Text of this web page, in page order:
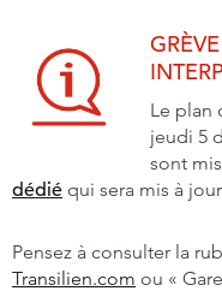
Le plan
jeudi 5
sont
dédié qui sera mis à
Pensez à consulter la
Transilien.com ou «